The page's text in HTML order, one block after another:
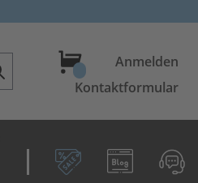
WarenkorbAnmelden
Kontaktformular